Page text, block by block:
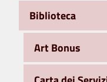
Biblioteca
Art Bonus